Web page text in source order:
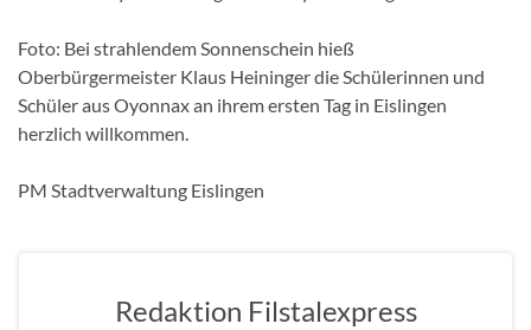
Foto: Bei strahlendem Sonnenschein hieß
Oberbürgermeister Klaus Heininger die Schülerinnen und
Schüler aus Oyonnax an ihrem ersten Tag in Eislingen
herzlich willkommen.
PM Stadtverwaltung Eislingen
Redaktion Filstalexpress